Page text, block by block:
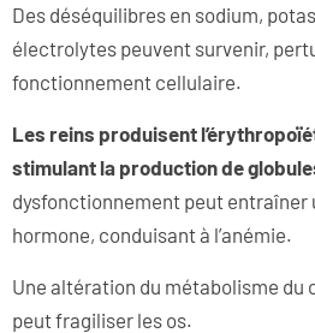
Des déséquilibres en sodium,
électrolytes peuvent survenir,
fonctionnement cellulaire.
Les reins produisent l’érythropo
stimulant la production de
dysfonctionnement peut entraîner
hormone, conduisant à l’anémie.
Une altération du métabolisme du
peut fragiliser les os.